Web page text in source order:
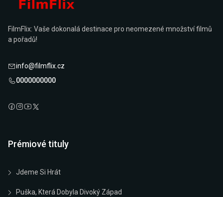
FilmFlix: Vaše dokonalá destinace pro neomezené množství filmů
a pořadů!
info@filmflix.cz
0000000000
Prémiové tituly
Jdeme Si Hrát
Puška, Která Dobyla Divoký Západ